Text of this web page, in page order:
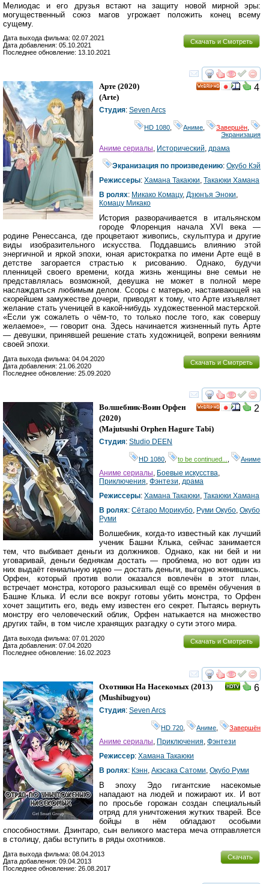
Мелиодас и его друзья встают на защиту новой мирной эры:
могущественный союз магов угрожает положить конец всему
сущему.
Скачать и Смотреть
Дата выхода фильма: 02.07.2021
Дата добавления: 05.10.2021
Последнее обновление: 13.10.2021
смотреть
4
Арте (2020)
(Arte)
Студия: Seven Arcs
HD 1080, Аниме, Завершён,
Экранизация
Аниме сериалы, Исторический, драма
Экранизация по произведению:Окубо Кэй
Режиссеры: Хамана Такаюки, Такаюки Хамана
В ролях: Микако Комацу, Дзюнъя Эноки,
Комацу Микако
История разворачивается в итальянском
городе Флоренция начала XVI века —
родине Ренессанса, где процветают живопись, скульптура и другие
виды изобразительного искусства. Поддавшись влиянию этой
энергичной и яркой эпохи, юная аристократка по имени Арте ещё в
детстве загорается страстью к рисованию. Однако, будучи
пленницей своего времени, когда жизнь женщины вне семьи не
представлялась возможной, девушка не может в полной мере
наслаждаться любимым делом. Ссоры с матерью, настаивающей на
скорейшем замужестве дочери, приводят к тому, что Арте изъявляет
желание стать ученицей в какой-нибудь художественной мастерской.
«Если уж сожалеть о чём-то, то только после того, как совершу
желаемое», — говорит она. Здесь начинается жизненный путь Арте
— девушки, принявшей решение стать художницей, вопреки веяниям
своей эпохи.
Скачать и Смотреть
Дата выхода фильма: 04.04.2020
Дата добавления: 21.06.2020
Последнее обновление: 25.09.2020
смотреть
2
Волшебник-Воин Орфен
(2020)
(Majutsushi Orphen Hagure Tabi)
Студия: Studio DEEN
HD 1080 to be continued... Аниме
Аниме сериалы, Боевые искусства,
Приключения, Фэнтези, драма
Режиссеры: Хамана Такаюки, Такаюки Хамана
В ролях: Сётаро Морикубо, Руми Окубо, Окубо
Руми
Волшебник, когда-то известный как лучший
ученик Башни Клыка, сейчас занимается
тем, что выбивает деньги из должников. Однако, как ни бей и ни
уговаривай, деньги беднякам достать — проблема, но вот один из
них выдаёт гениальную идею — достать деньги, выгодно женившись.
Орфен, который против воли оказался вовлечён в этот план,
встречает монстра, которого разыскивал ещё со времён обучения в
Башне Клыка. И если все вокруг готовы убить монстра, то Орфен
хочет защитить его, ведь ему известен его секрет. Пытаясь вернуть
монстру его человеческий облик, Орфен натыкается на множество
других тайн, в том числе хранящих разгадку о сути этого мира.
Скачать и Смотреть
Дата выхода фильма: 07.01.2020
Дата добавления: 07.04.2020
Последнее обновление: 16.02.2023
смотреть
6
Охотники На Насекомых (2013)
(Mushibugyou)
Студия: Seven Arcs
HD 720 Аниме Завершён
Аниме сериалы, Приключения, Фэнтези
Режиссер: Хамана Такаюки
В ролях: Кэнн, Акэсака Сатоми, Окубо Руми
В эпоху Эдо гигантские насекомые
нападают на людей и пожирают их. И вот
по просьбе горожан создан специальный
отряд для уничтожения жутких тварей. Все
бойцы в нём обладают особыми
способностями. Дзинтаро, сын великого мастера меча отправляется
в столицу, дабы вступить в ряды охотников.
Скачать
Дата выхода фильма: 08.04.2013
Дата добавления: 09.04.2013
Последнее обновление: 26.08.2017